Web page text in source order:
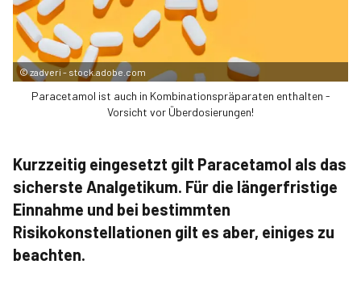
©zadveri - stock.adobe.com
Paracetamol ist auch in Kombinationspräparaten enthalten -
Vorsicht vor Überdosierungen!
Kurzzeitig eingesetzt gilt Paracetamol als das
sicherste Analgetikum. Für die längerfristige
Einnahme und bei bestimmten
Risikokonstellationen gilt es aber, einiges zu
beachten.